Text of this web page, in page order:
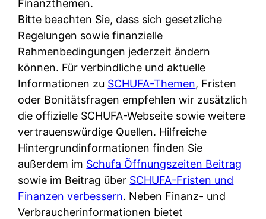
e
n
M
I
R
?
u
n
d
w
e
r
i
s
t
d
e
r
T
i
v
a
t
e
n
K
ü
c
h
e
n
t
i
Finanzthemen.
Bitte beachten Sie, dass sich gesetzliche
Regelungen sowie finanzielle
Rahmenbedingungen jederzeit ändern
können. Für verbindliche und aktuelle
Informationen zu SCHUFA-Themen, Fristen
oder Bonitätsfragen empfehlen wir zusätzlich
die offizielle SCHUFA-Webseite sowie weitere
vertrauenswürdige Quellen. Hilfreiche
Hintergrundinformationen finden Sie
außerdem im Schufa Öffnungszeiten Beitrag
sowie im Beitrag über SCHUFA-Fristen und
Finanzen verbessern. Neben Finanz- und
Verbraucherinformationen bietet